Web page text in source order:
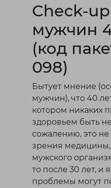
Check-
мужчин
(код
098)
Бытует мнение
мужчин), что 40
котором никаких
здоровьем быть
сожалению, это не
зрения медицины,
мужского
то после 30 лет, и
проблемы могут